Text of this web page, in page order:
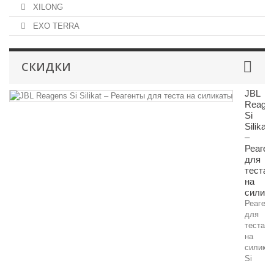
XILONG
EXO TERRA
СКИДКИ
JBL
Si
Silikat
–
для
теста
на
для
теста
на
Si